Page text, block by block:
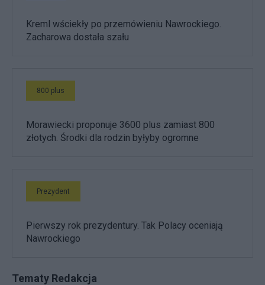
Kreml wściekły po przemówieniu Nawrockiego.
Zacharowa dostała szału
800 plus
Morawiecki proponuje 3600 plus zamiast 800
złotych. Środki dla rodzin byłyby ogromne
Prezydent
Pierwszy rok prezydentury. Tak Polacy oceniają
Nawrockiego
Tematy Redakcja